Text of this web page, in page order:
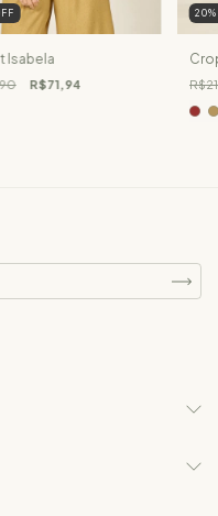
Isabela
R$71,94
20